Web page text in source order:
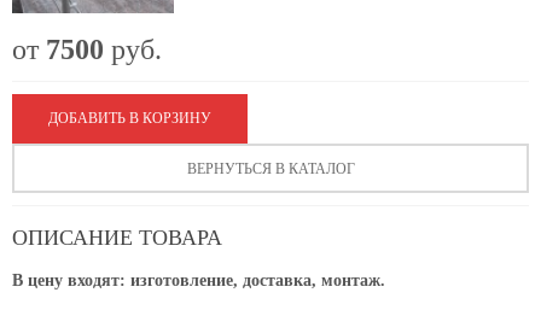
от 7500 руб.
ДОБАВИТЬ В КОРЗИНУ
ВЕРНУТЬСЯ В КАТАЛОГ
ОПИСАНИЕ ТОВАРА
В цену входят: изготовление, доставка, монтаж.